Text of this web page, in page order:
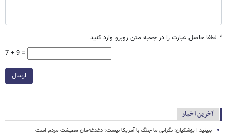
* لطفا حاصل عبارت را در جعبه متن روبرو وارد کنید
7 + 9 =
ارسال
آخرین اخبار
ببینید | پزشکیان: نگرانی ما جنگ با آمریکا نیست؛ دغدغه‌مان معیشت مردم است